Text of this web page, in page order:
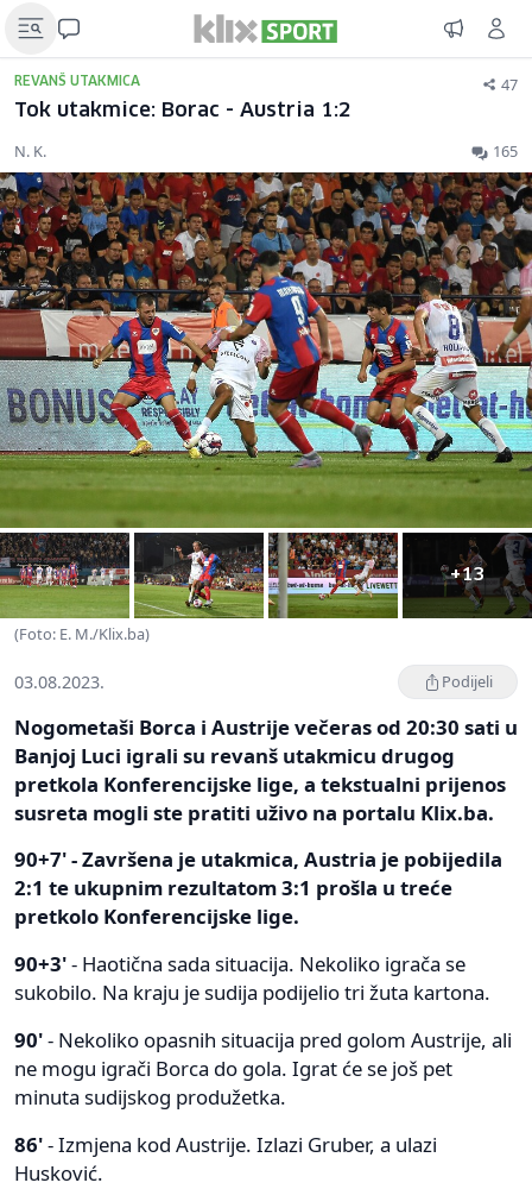
REVANŠ UTAKMICA 47
Tok utakmice: Borac - Austria 1:2
N. K. 165
+13
(Foto: E. M./Klix.ba)
03.08.2023. Podijeli
Nogometaši Borca i Austrije večeras od 20:30 sati u
Banjoj Luci igrali su revanš utakmicu drugog
pretkola Konferencijske lige, a tekstualni prijenos
susreta mogli ste pratiti uživo na portalu Klix.ba.
90+7' - Završena je utakmica, Austria je pobijedila
2:1 te ukupnim rezultatom 3:1 prošla u treće
pretkolo Konferencijske lige.
90+3'- Haotična sada situacija. Nekoliko igrača se
sukobilo. Na kraju je sudija podijelio tri žuta kartona.
90'- Nekoliko opasnih situacija pred golom Austrije, ali
ne mogu igrači Borca do gola. Igrat će se još pet
minuta sudijskog produžetka.
86'- Izmjena kod Austrije. Izlazi Gruber, a ulazi
Husković.